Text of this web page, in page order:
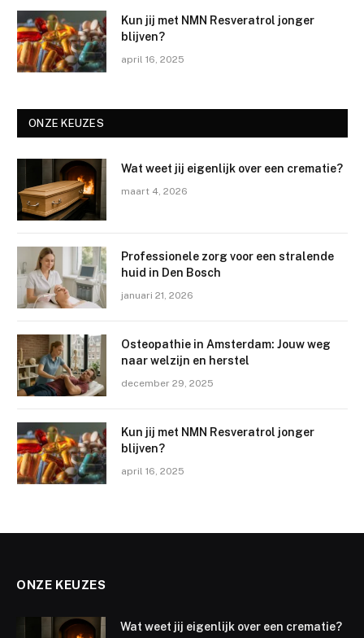
Kun jij met NMN Resveratrol jonger
blijven?
april 16, 2025
ONZE KEUZES
Wat weet jij eigenlijk over een crematie?
maart 4, 2026
Professionele zorg voor een stralende
huid in Den Bosch
januari 21, 2026
Osteopathie in Amsterdam: Jouw weg
naar welzijn en herstel
december 29, 2025
Kun jij met NMN Resveratrol jonger
blijven?
april 16, 2025
ONZE KEUZES
Wat weet jij eigenlijk over een crematie?